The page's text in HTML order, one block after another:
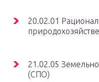
20.02.01
21.02.05
(СПО)